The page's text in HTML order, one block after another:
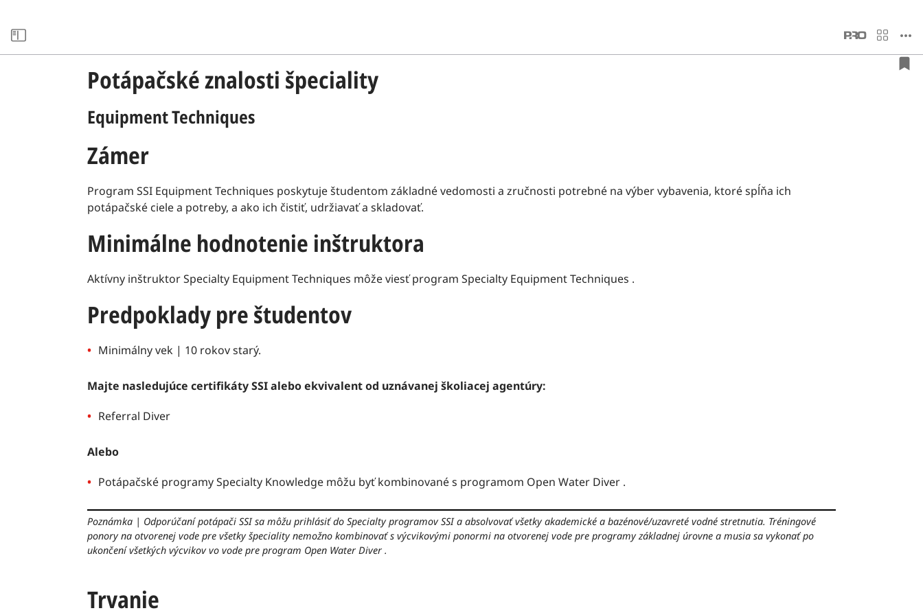
Potápačské znalosti špeciality
Equipment Techniques
Zámer
Program SSI Equipment Techniques poskytuje študentom základné vedomosti a zručnosti potrebné na výber vybavenia, ktoré spĺňa ich
potápačské ciele a potreby, a ako ich čistiť, udržiavať a skladovať.
Minimálne hodnotenie inštruktora
Aktívny inštruktor Specialty Equipment Techniques môže viesť program Specialty Equipment Techniques .
Predpoklady pre študentov
Minimálny vek | 10 rokov starý.
Majte nasledujúce certifikáty SSI alebo ekvivalent od uznávanej školiacej agentúry:
Referral Diver
Alebo
Potápačské programy Specialty Knowledge môžu byť kombinované s programom Open Water Diver .
Poznámka | Odporúčaní potápači SSI sa môžu prihlásiť do Specialty programov SSI a absolvovať všetky akademické a bazénové/uzavreté vodné stretnutia. Tréningové
ponory na otvorenej vode pre všetky špeciality nemožno kombinovať s výcvikovými ponormi na otvorenej vode pre programy základnej úrovne a musia sa vykonať po
ukončení všetkých výcvikov vo vode pre program Open Water Diver .
Trvanie